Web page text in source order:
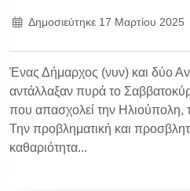
Δημοσιεύτηκε17 Μαρτίου 2025
Ένας Δήμαρχος (νυν) και δύο
αντάλλαξαν πυρά το
που απασχολεί την Ηλιούπολη,
Την προβληματική και
καθαριότητα...